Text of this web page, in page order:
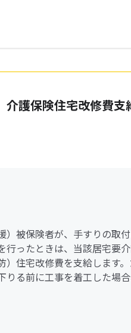
介護保険住宅改修費支
）被保険者が、手すりの取
行ったときは、当該居宅要
）住宅改修費を支給します
りる前に工事を着工した場